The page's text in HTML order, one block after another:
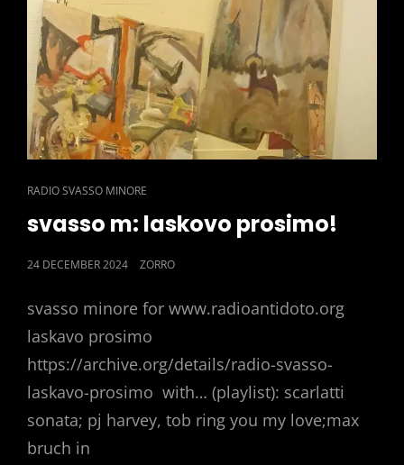
CAT
RADIO SVASSO MINORE
svasso m: laskovo prosimo!
POSTED
24 DECEMBER 2024 ZORRO
svasso minore for www.radioantidoto.org
laskavo prosimo
https://archive.org/details/radio-svasso-
laskavo-prosimo with… (playlist): scarlatti
sonata; pj harvey, tob ring you my love;max
bruch in